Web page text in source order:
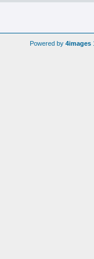
Powered by 4images